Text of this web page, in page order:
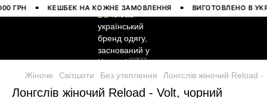
КЕШБЕК НА КОЖНЕ ЗАМОВЛЕННЯ ВИГОТОВЛЕНО В
Жіноче Світшоти Без утеплення Лонгслів жіночий Reload
Лонгслів жіночий Reload - Volt, чорний